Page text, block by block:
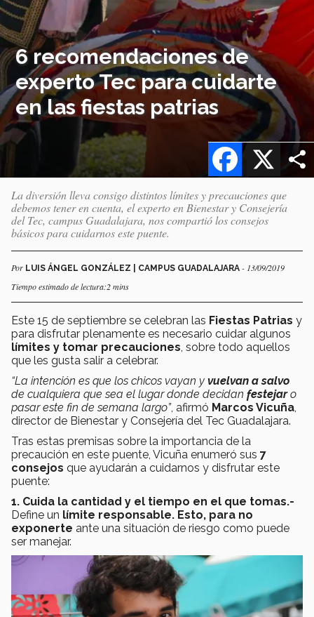
6 recomendaciones de
experto Tec para cuidarte
en las fiestas patrias
X
Facebook
La diversión lleva consigo distintos límites y precauciones que
debemos tener en cuenta, el experto en Bienestar y Consejería
del Tec, campus Guadalajara, nos compartió los consejos
básicos para cuidarnos este puente.
Por LUIS ÁNGEL GONZÁLEZ | CAMPUS GUADALAJARA - 13/09/2019
Tiempo estimado de lectura:2 mins
Este 15 de septiembre se celebran las Fiestas Patrias y
para disfrutar plenamente es necesario cuidar algunos
límites y tomar precauciones , sobre todo aquellos
que les gusta salir a celebrar.
“La intención es que los chicos vayan y vuelvan a salvo
de cualquiera que sea el lugar donde decidan festejaro
pasar este fin de semana largo”, afirmó Marcos Vicuña
director de Bienestar y Consejería del Tec Guadalajara.
Tras estas premisas sobre la importancia de la
precaución en este puente, Vicuña enumeró sus 7
consejos que ayudarán a cuidarnos y disfrutar este
puente:
1. Cuida la cantidad y el tiempo en el que tomas.-
Define un límite responsable. Esto, para no
exponerte ante una situación de riesgo como puede
ser manejar.